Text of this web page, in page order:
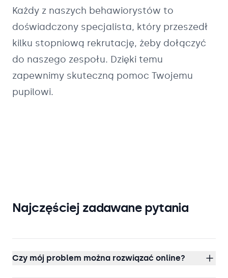
Każdy z naszych behawiorystów to
doświadczony specjalista, który przeszedł
kilku stopniową rekrutację, żeby dołączyć
do naszego zespołu. Dzięki temu
zapewnimy skuteczną pomoc Twojemu
pupilowi.
Najczęściej zadawane pytania
Czy mój problem można rozwiązać online?